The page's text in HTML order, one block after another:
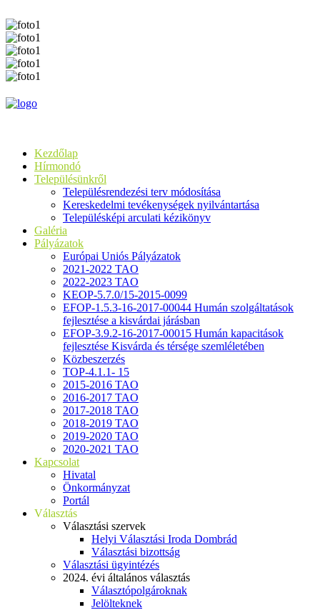
Kezdőlap
Hírmondó
Településünkről
Településrendezési terv módosítása
Kereskedelmi tevékenységek nyilvántartása
Településképi arculati kézikönyv
Galéria
Pályázatok
Európai Uniós Pályázatok
2021-2022 TAO
2022-2023 TAO
KEOP-5.7.0/15-2015-0099
EFOP-1.5.3-16-2017-00044 Humán szolgáltatások
fejlesztése a kisvárdai járásban
EFOP-3.9.2-16-2017-00015 Humán kapacitások
fejlesztése Kisvárda és térsége szemléletében
Közbeszerzés
TOP-4.1.1- 15
2015-2016 TAO
2016-2017 TAO
2017-2018 TAO
2018-2019 TAO
2019-2020 TAO
2020-2021 TAO
Kapcsolat
Hivatal
Önkormányzat
Portál
Választás
Választási szervek
Helyi Választási Iroda Dombrád
Választási bizottság
Választási ügyintézés
2024. évi általános választás
Választópolgároknak
Jelölteknek